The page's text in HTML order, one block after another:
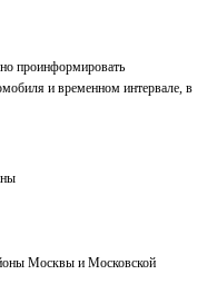
проинформировать
и временном интервале, в
Москвы и Московской